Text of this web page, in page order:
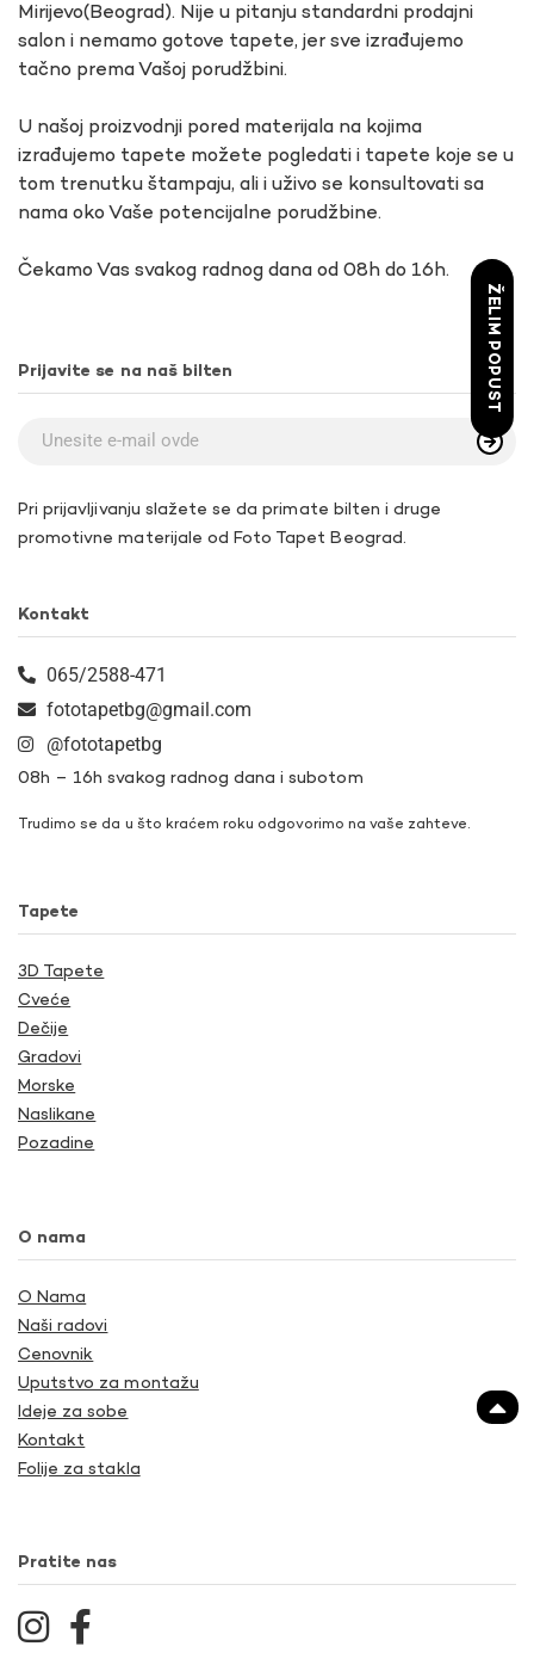
Mirijevo(Beograd). Nije u pitanju standardni prodajni
salon i nemamo gotove tapete, jer sve izrađujemo
tačno prema Vašoj porudžbini.
U našoj proizvodnji pored materijala na kojima
izrađujemo tapete možete pogledati i tapete koje se u
tom trenutku štampaju, ali i uživo se konsultovati sa
nama oko Vaše potencijalne porudžbine.
Čekamo Vas svakog radnog dana od 08h do 16h.
Prijavite se na naš bilten
Pri prijavljivanju slažete se da primate bilten i druge
promotivne materijale od Foto Tapet Beograd.
Kontakt
065/2588-471
fototapetbg@gmail.com
@fototapetbg
08h – 16h svakog radnog dana i subotom
Trudimo se da u što kraćem roku odgovorimo na vaše zahteve.
Tapete
3D Tapete
Cveće
Dečije
Gradovi
Morske
Naslikane
Pozadine
O nama
O Nama
Naši radovi
Cenovnik
Uputstvo za montažu
Ideje za sobe
Kontakt
Folije za stakla
Pratite nas
ŽELIM POPUST